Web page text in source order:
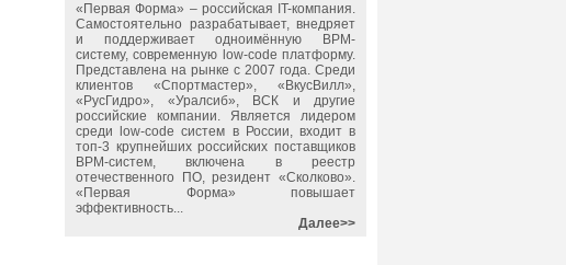
« Первая Форма» – российская IT-компания.
Самостоятельно разрабатывает, внедряет
и поддерживает одноимённую BPM-
систему, современную low-code платформу.
Представлена на рынке с 2007 года. Среди
клиентов «Спортмастер», «ВкусВилл»,
«РусГидро», «Уралсиб», ВСК и другие
российские компании. Является лидером
среди low-code систем в России, входит в
топ-3 крупнейших российских поставщиков
BPM-систем, включена в реестр
отечественного ПО, резидент «Сколково».
« Первая Форма» повышает
эффективность...
Далее>>